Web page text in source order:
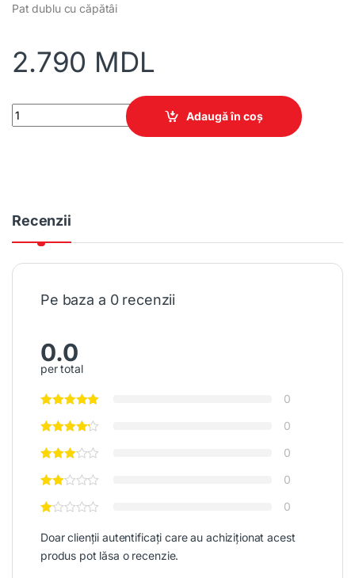
Pat dublu cu căpătâi
2.790 MDL
Pat Geneva 1600 quantity
Adaugă în coș
Recenzii
Pe baza a 0 recenzii
0.0
per total
0
0
0
0
0
Doar clienții autentificați care au achiziționat acest
produs pot lăsa o recenzie.